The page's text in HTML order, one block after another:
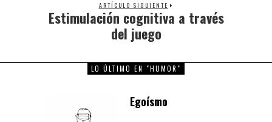
ARTÍCULO SIGUIENTE
Next
post:
Estimulación cognitiva a través
del juego
LO ÚLTIMO EN "HUMOR"
Egoísmo